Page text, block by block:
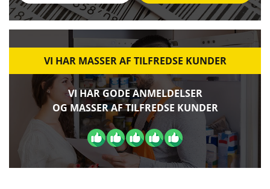
VI HAR MASSER AF TILFREDSE KUNDER
VI HAR GODE ANMELDELSER
OG MASSER AF TILFREDSE KUNDER